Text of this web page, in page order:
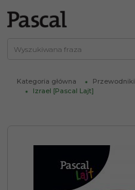
Kategoria główna Przewodniki
Izrael [Pascal Lajt]